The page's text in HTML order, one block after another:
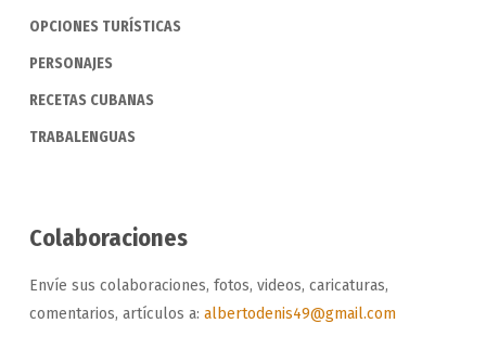
OPCIONES TURÍSTICAS
PERSONAJES
RECETAS CUBANAS
TRABALENGUAS
Colaboraciones
Envíe sus colaboraciones, fotos, videos, caricaturas,
comentarios, artículos a: albertodenis49@gmail.com